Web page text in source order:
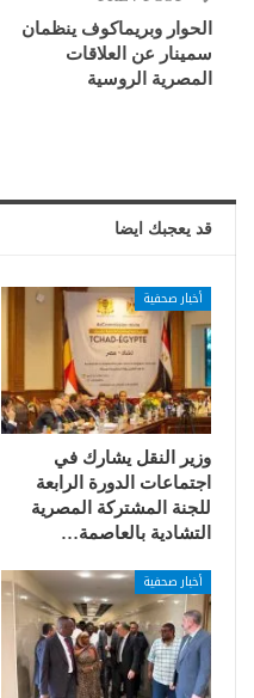
الحوار وبريماكوف ينظمان
سمينار عن العلاقات
المصرية الروسية
قد يعجبك ايضا
أخبار صحفية
وزير النقل يشارك في
اجتماعات الدورة الرابعة
للجنة المشتركة المصرية
التشادية بالعاصمة…
أخبار صحفية